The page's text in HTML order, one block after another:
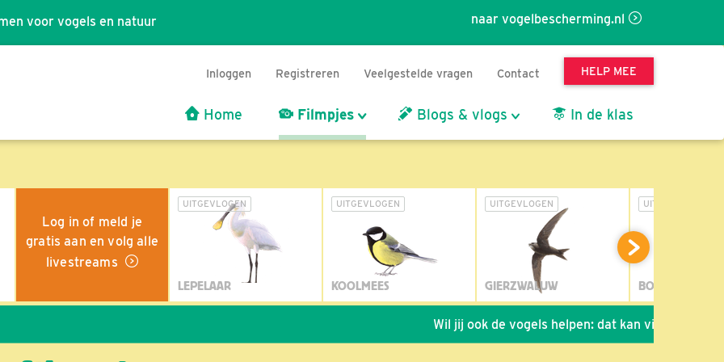
naar vogelbescherming.nl
voor vogels en natuur
Inloggen Registreren Veelgestelde vragen Contact HELP MEE
Home Filmpjes Blogs & vlogs In de klas
Log in of meld je
gratis aan en volg alle
livestreams
UITGEVLOGEN
LEPELAAR
UITGEVLOGEN
KOOLMEES
UITGEVLOGEN
GIERZWALUW
UITGEVLOGEN
BOSUIL
Wil jij ook de vogels helpen: dat kan via de link!